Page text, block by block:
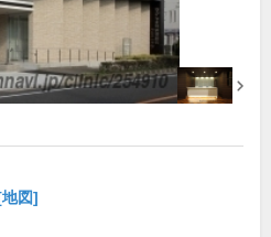
図]